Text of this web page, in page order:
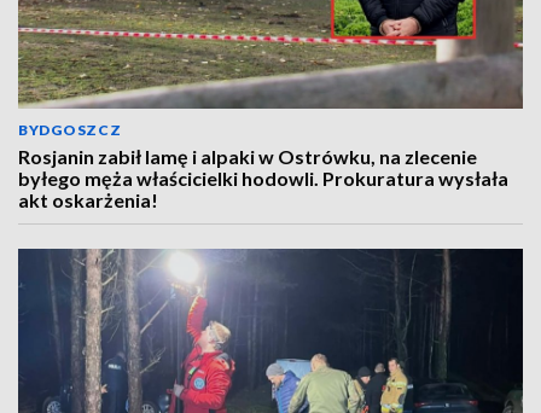
BYDGOSZCZ
Rosjanin zabił lamę i alpaki w Ostrówku, na zlecenie
byłego męża właścicielki hodowli. Prokuratura wysłała
akt oskarżenia!